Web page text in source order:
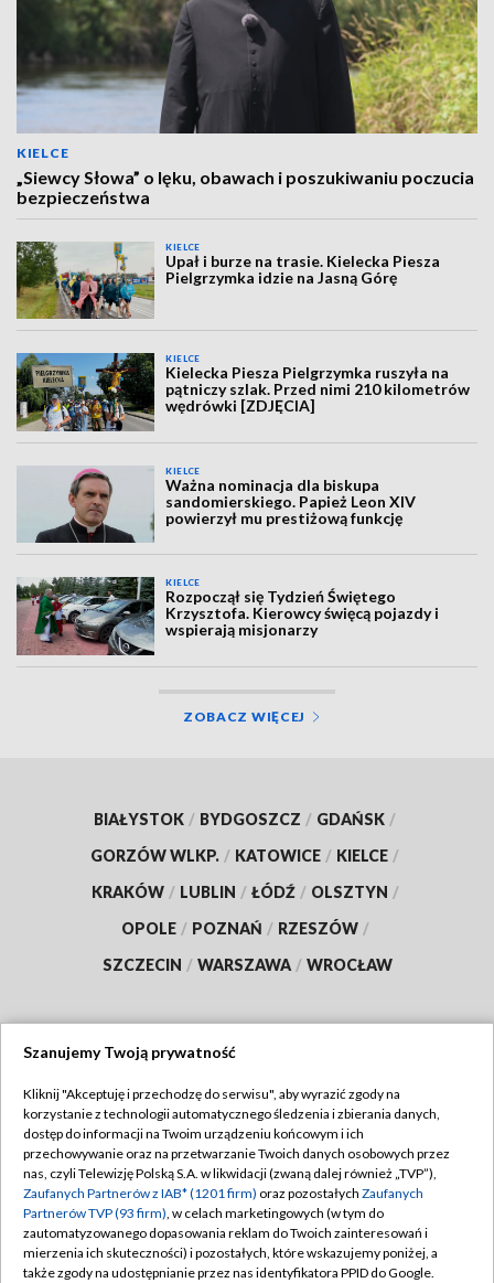
KIELCE
„Siewcy Słowa” o lęku, obawach i poszukiwaniu poczucia
bezpieczeństwa
KIELCE
Upał i burze na trasie. Kielecka Piesza
Pielgrzymka idzie na Jasną Górę
KIELCE
Kielecka Piesza Pielgrzymka ruszyła na
pątniczy szlak. Przed nimi 210 kilometrów
wędrówki [ZDJĘCIA]
KIELCE
Ważna nominacja dla biskupa
sandomierskiego. Papież Leon XIV
powierzył mu prestiżową funkcję
KIELCE
Rozpoczął się Tydzień Świętego
Krzysztofa. Kierowcy święcą pojazdy i
wspierają misjonarzy
ZOBACZ WIĘCEJ
BIAŁYSTOK / BYDGOSZCZ / GDAŃSK /
GORZÓW WLKP. / KATOWICE / KIELCE /
KRAKÓW / LUBLIN / ŁÓDŹ / OLSZTYN /
OPOLE / POZNAŃ / RZESZÓW /
SZCZECIN / WARSZAWA / WROCŁAW
TVP
Abonament TVP
Emisja w TVP
Centrum informacji TVP
Naziemna Telewizja Cyfrowa
Regulamin TVP
Polityka prywatności
Moje zgody
Pomoc
Szanujemy Twoją prywatność
Kliknij "Akceptuję i przechodzę do serwisu", aby wyrazić zgody na
korzystanie z technologii automatycznego śledzenia i zbierania danych,
dostęp do informacji na Twoim urządzeniu końcowym i ich
przechowywanie oraz na przetwarzanie Twoich danych osobowych przez
nas, czyli Telewizję Polską S.A. w likwidacji (zwaną dalej również „TVP”),
Zaufanych Partnerów z IAB* (1201 firm) oraz pozostałych Zaufanych
Partnerów TVP (93 firm), w celach marketingowych (w tym do
zautomatyzowanego dopasowania reklam do Twoich zainteresowań i
mierzenia ich skuteczności) i pozostałych, które wskazujemy poniżej, a
także zgody na udostępnianie przez nas identyfikatora PPID do Google.